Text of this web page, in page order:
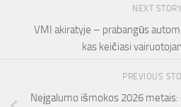
NEXT STORY
VMI akiratyje – prabangūs
kas keičiasi
PREVIOUS
Neįgalumo išmokos 2026 metais: